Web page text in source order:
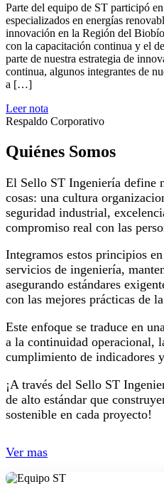
Parte del equipo de ST participó
especializados en energías
innovación en la Región del
con la capacitación continua y el
parte de nuestra estrategia de
continua, algunos integrantes de
a […]
Leer nota
Respaldo Corporativo
Quiénes Somos
El Sello ST Ingeniería define
cosas: una cultura
seguridad industrial,
compromiso real con las
Integramos estos principios
servicios de ingeniería,
asegurando estándares
con las mejores prácticas de
Este enfoque se traduce en
a la continuidad operacional,
cumplimiento de indicadores
¡A través del Sello ST
de alto estándar que
sostenible en cada proyecto!
Ver mas